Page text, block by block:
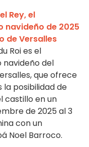
Rey, el
navideño de 2025
de Versalles
Roi es el
del
que ofrece
la posibilidad de
castillo en un
de 2025 al 3
con un
Noel Barroco.